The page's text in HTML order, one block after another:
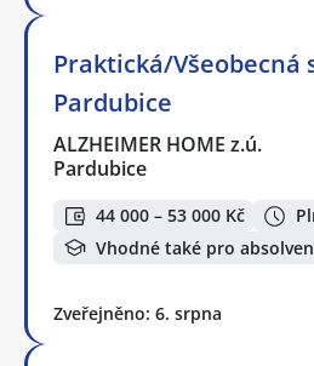
Praktická/Všeobecná
Pardubice
ALZHEIMER HOME z.ú.
Pardubice
44 000 – 53 000 Kč
Vhodné také pro
Zveřejněno: 6. srpna